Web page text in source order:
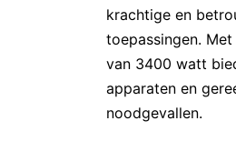
krachtige en
toepassingen.
van 3400 watt
apparaten en
noodgevallen.